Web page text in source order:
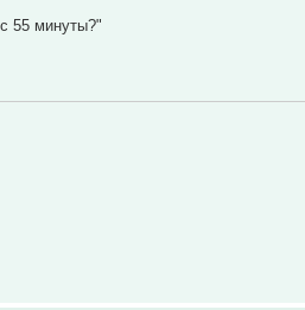
55 минуты?"